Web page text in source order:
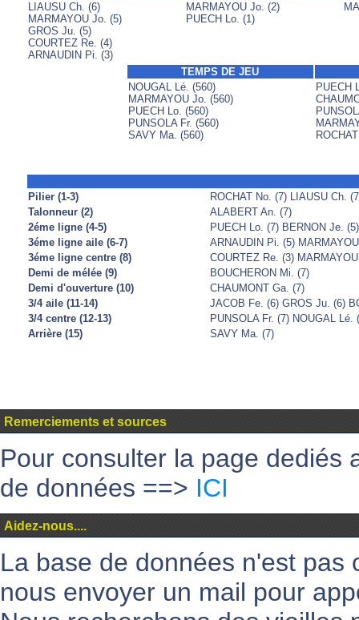
LIAUSU Ch. (6)
MARMAYOU Jo. (5)
GROS Ju. (5)
COURTEZ Re. (4)
ARNAUDIN Pi. (3)
MARMAYOU Jo. (2)
PUECH Lo. (1)
TEMPS DE JEU
NOUGAL Lé. (560)
MARMAYOU Jo. (560)
PUECH Lo. (560)
PUNSOLA Fr. (560)
SAVY Ma. (560)
PUECH
Pilier (1-3)
ROCHAT No. (7) LIAUSU Ch.
Talonneur (2)
ALABERT An. (7)
2éme ligne (4-5)
PUECH Lo. (7) BERNON Je.
3éme ligne aile (6-7)
ARNAUDIN Pi. (5)
3éme ligne centre (8)
COURTEZ Re. (3)
Demi de mélée (9)
BOUCHERON Mi. (7)
Demi d'ouverture (10)
CHAUMONT Ga. (7)
3/4 aile (11-14)
JACOB Fe. (6) GROS Ju. (6)
3/4 centre (12-13)
PUNSOLA Fr. (7) NOUGAL Lé.
Arrière (15)
SAVY Ma. (7)
Remerciements et sources
Pour consulter la page dediés
de données ==> ICI
Aidez-nous....
La base de données n'est
nous envoyer un mail pour